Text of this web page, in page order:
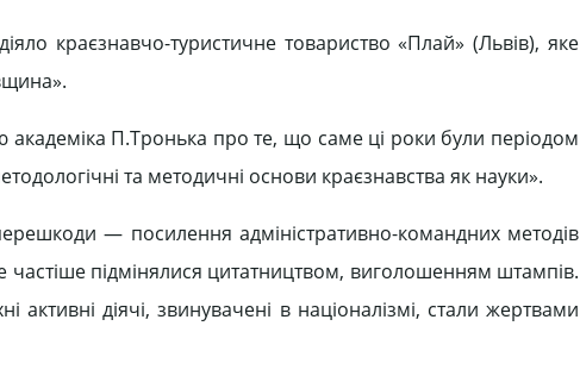
краєзнавчо-туристичне товариство «Плай» (Львів), яке
академіка П.Тронька про те, що саме ці роки були періодом
та методичні основи краєзнавства як науки».
— посилення адміністративно-командних методів
частіше підмінялися цитатництвом, виголошенням штампів.
діячі, звинувачені в націоналізмі, стали жертвами